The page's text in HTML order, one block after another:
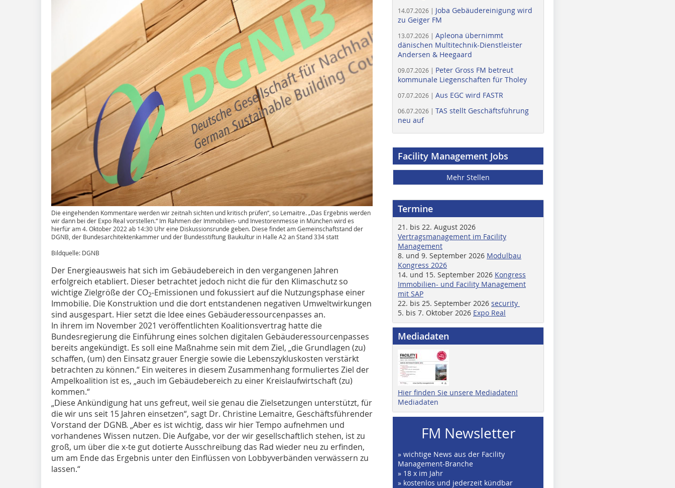
Die eingehenden Kommentare werden wir zeitnah sichten und kritisch prüfen“, so Lemaitre. „Das Ergebnis werden
wir dann bei der Expo Real vorstellen.“ Im Rahmen der Immobilien- und Investorenmesse in München wird es
hierfür am 4. Oktober 2022 ab 14:30 Uhr eine Diskussionsrunde geben. Diese findet am Gemeinschaftstand der
DGNB, der Bundesarchitektenkammer und der Bundesstiftung Baukultur in Halle A2 an Stand 334 statt
Bildquelle: DGNB
Der Energieausweis hat sich im Gebäudebereich in den vergangenen Jahren
erfolgreich etabliert. Dieser betrachtet jedoch nicht die für den Klimaschutz so
wichtige Zielgröße der CO2-Emissionen und fokussiert auf die Nutzungsphase einer
Immobilie. Die Konstruktion und die dort entstandenen negativen Umweltwirkungen
sind ausgespart. Hier setzt die Idee eines Gebäuderessourcenpasses an.
In ihrem im November 2021 veröffentlichten Koalitionsvertrag hatte die
Bundesregierung die Einführung eines solchen digitalen Gebäuderessourcenpasses
bereits angekündigt. Es soll eine Maßnahme sein mit dem Ziel, „die Grundlagen (zu)
schaffen, (um) den Einsatz grauer Energie sowie die Lebenszykluskosten verstärkt
betrachten zu können.“ Ein weiteres in diesem Zusammenhang formuliertes Ziel der
Ampelkoalition ist es, „auch im Gebäudebereich zu einer Kreislaufwirtschaft (zu)
kommen.“
„Diese Ankündigung hat uns gefreut, weil sie genau die Zielsetzungen unterstützt, für
die wir uns seit 15 Jahren einsetzen“, sagt Dr. Christine Lemaitre, Geschäftsführender
Vorstand der DGNB. „Aber es ist wichtig, dass wir hier Tempo aufnehmen und
vorhandenes Wissen nutzen. Die Aufgabe, vor der wir gesellschaftlich stehen, ist zu
groß, um über die x-te gut dotierte Ausschreibung das Rad wieder neu zu erfinden,
um am Ende das Ergebnis unter den Einflüssen von Lobbyverbänden verwässern zu
lassen.“
14.07.2026 | Joba Gebäudereinigung wird
zu Geiger FM
13.07.2026 | Apleona übernimmt
dänischen Multitechnik-Dienstleister
Andersen & Heegaard
09.07.2026 | Peter Gross FM betreut
kommunale Liegenschaften für Tholey
07.07.2026 | Aus EGC wird FASTR
06.07.2026 | TAS stellt Geschäftsführung
neu auf
Facility Management Jobs
Mehr Stellen
Termine
21. bis 22. August 2026
Vertragsmanagement im Facility
Management
8. und 9. September 2026 Modulbau
Kongress 2026
14. und 15. September 2026 Kongress
Immobilien- und Facility Management
mit SAP
22. bis 25. September 2026 security
5. bis 7. Oktober 2026 Expo Real
Mediadaten
Hier finden Sie unsere Mediadaten!
Mediadaten
FM Newsletter
» wichtige News aus der Facility
Management-Branche
» 18 x im Jahr
» kostenlos und jederzeit kündbar